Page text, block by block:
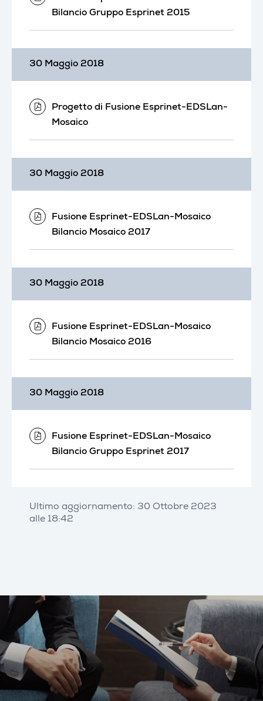
Bilancio Gruppo Esprinet 2015
30 Maggio 2018
Progetto di Fusione Esprinet-EDSLan-
Mosaico
30 Maggio 2018
Fusione Esprinet-EDSLan-Mosaico
Bilancio Mosaico 2017
30 Maggio 2018
Fusione Esprinet-EDSLan-Mosaico
Bilancio Mosaico 2016
30 Maggio 2018
Fusione Esprinet-EDSLan-Mosaico
Bilancio Gruppo Esprinet 2017
Ultimo aggiornamento: 30 Ottobre 2023
alle 18:42